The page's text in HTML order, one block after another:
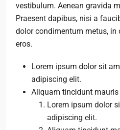
vestibulum. Aenean gravida
Praesent dapibus, nisi a
dolor condimentum metus,
eros.
Lorem ipsum dolor sit
adipiscing elit.
Aliquam tincidunt mauris
Lorem ipsum dolor
adipiscing elit.